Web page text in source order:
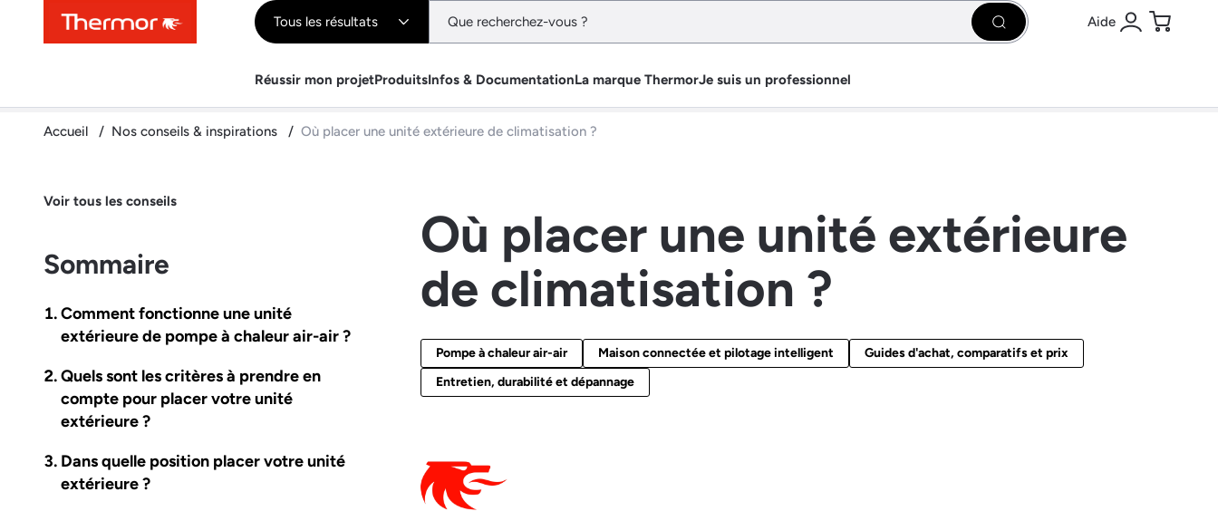
ContenuMenuRecherche Tous les résultats Rechercher Aide
Se connecter
Panier
Réussir mon projetProduitsInfos & DocumentationLa marque ThermorJe suis un professionnel
Accueil Nos conseils & inspirations Où placer une unité extérieure de climatisation ?
Voir tous les conseils
Sommaire
Comment fonctionne une unité
extérieure de pompe à chaleur air-air ?
Quels sont les critères à prendre en
compte pour placer votre unité
extérieure ?
Dans quelle position placer votre unité
extérieure ?
Où placer une unité extérieure
de climatisation ?
Pompe à chaleur air-air Maison connectée et pilotage intelligent
Guides d'achat, comparatifs et prix
Entretien, durabilité et dépannage